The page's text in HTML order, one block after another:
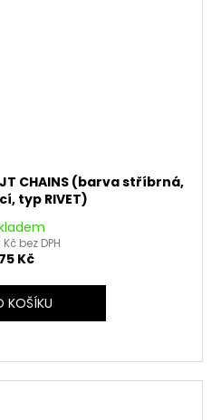
CHAINS (barva stříbrná,
typ RIVET)
bez DPH
Kč
KOŠÍKU